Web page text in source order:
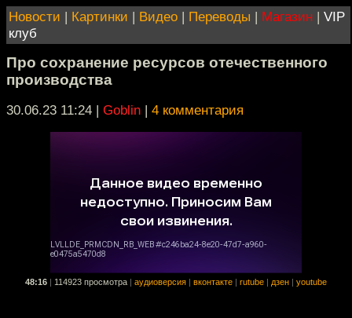
Новости | Картинки | Видео | Переводы | Магазин | VIP
клуб
Про сохранение ресурсов отечественного
производства
30.06.23 11:24 | Goblin | 4 комментария
48:16 114923 просмотра аудиоверсия вконтакте rutube дзен youtube